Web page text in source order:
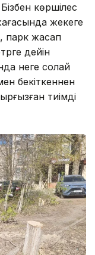
көршілес
жекеге
парк жасап
дейін
неге солай
бекіткеннен
тиімді